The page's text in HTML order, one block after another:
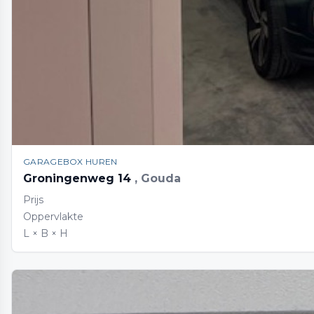
GARAGEBOX HUREN
Groningenweg 14 , Gouda
Prijs
Oppervlakte
L × B × H